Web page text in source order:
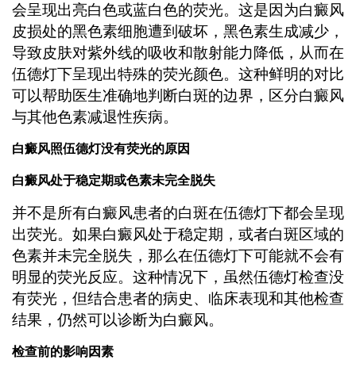
会呈现出亮白色或蓝白色的荧光。这是因为白癜风
皮损处的黑色素细胞遭到破坏，黑色素生成减少，
导致皮肤对紫外线的吸收和散射能力降低，从而在
伍德灯下呈现出特殊的荧光颜色。这种鲜明的对比
可以帮助医生准确地判断白斑的边界，区分白癜风
与其他色素减退性疾病。
白癜风照伍德灯没有荧光的原因
白癜风处于稳定期或色素未完全脱失
并不是所有白癜风患者的白斑在伍德灯下都会呈现
出荧光。如果白癜风处于稳定期，或者白斑区域的
色素并未完全脱失，那么在伍德灯下可能就不会有
明显的荧光反应。这种情况下，虽然伍德灯检查没
有荧光，但结合患者的病史、临床表现和其他检查
结果，仍然可以诊断为白癜风。
检查前的影响因素